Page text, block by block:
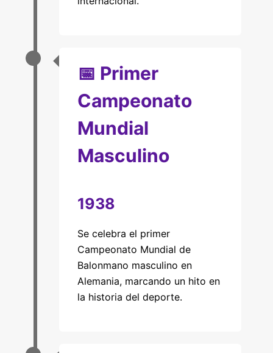
📅 Primer
Campeonato
Mundial
Masculino
1938
Se celebra el primer
Campeonato Mundial de
Balonmano masculino en
Alemania, marcando un hito en
la historia del deporte.